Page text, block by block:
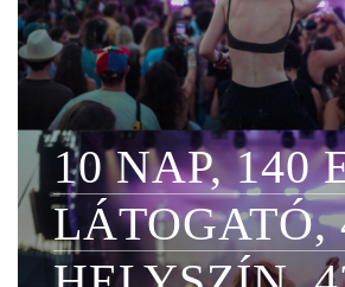
10 NAP, 140
LÁTOGATÓ,